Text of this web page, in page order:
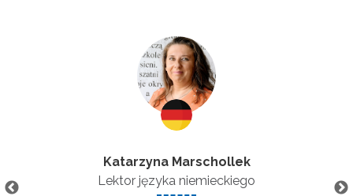
Katarzyna Marschollek
Lektor języka niemieckiego